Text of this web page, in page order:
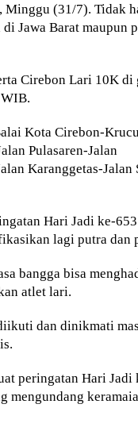
Minggu (31/7). Tidak
Jawa Barat maupun
Cirebon Lari 10K di
Kota Cirebon-
Pulasaren-Jalan
Karanggetas-
Hari Jadi ke-
lagi putra dan
bangga bisa
atlet lari.
dan dinikmati
peringatan Hari Jadi
mengundang